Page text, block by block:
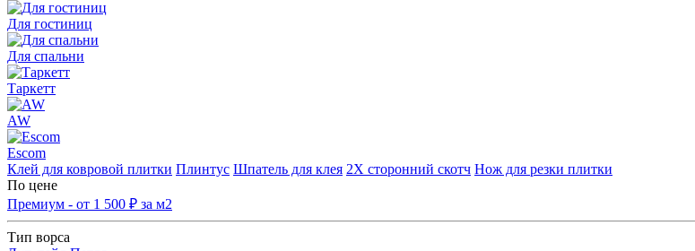
Для гостиниц
Для спальни
Таркетт
AW
Escom
Клей для ковровой плитки Плинтус Шпатель для клея 2Х сторонний скотч Нож для резки плитки
По цене
Премиум - от 1 500 ₽ за м2
Тип ворса